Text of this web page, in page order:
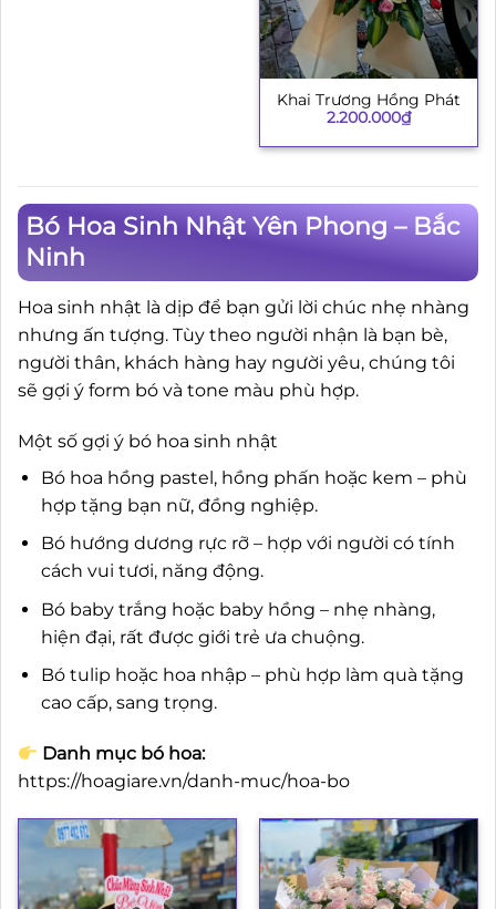
Khai Trương Hồng Phát
2.200.000₫
Bó Hoa Sinh Nhật Yên Phong – Bắc
Ninh
Hoa sinh nhật là dịp để bạn gửi lời chúc nhẹ nhàng
nhưng ấn tượng. Tùy theo người nhận là bạn bè,
người thân, khách hàng hay người yêu, chúng tôi
sẽ gợi ý form bó và tone màu phù hợp.
Một số gợi ý bó hoa sinh nhật
Bó hoa hồng pastel, hồng phấn hoặc kem – phù
hợp tặng bạn nữ, đồng nghiệp.
Bó hướng dương rực rỡ – hợp với người có tính
cách vui tươi, năng động.
Bó baby trắng hoặc baby hồng – nhẹ nhàng,
hiện đại, rất được giới trẻ ưa chuộng.
Bó tulip hoặc hoa nhập – phù hợp làm quà tặng
cao cấp, sang trọng.
Danh mục bó hoa:
https://hoagiare.vn/danh-muc/hoa-bo